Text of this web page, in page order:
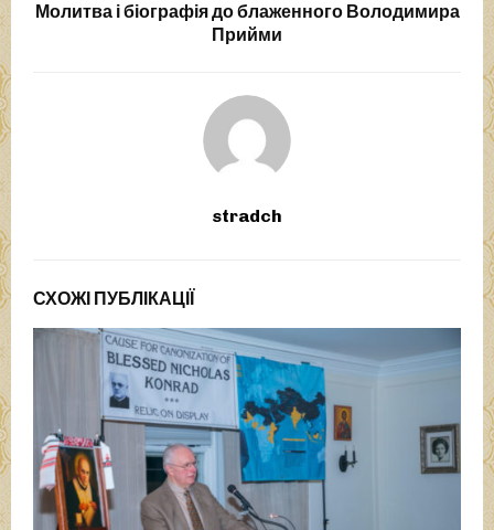
Молитва і біографія до блаженного Володимира
Прийми
stradch
СХОЖІ ПУБЛІКАЦІЇ